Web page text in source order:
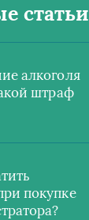
статьи
алкоголя
штраф
покупке